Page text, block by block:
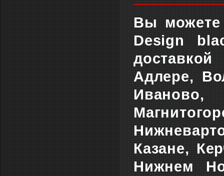
Вы можете
Design
Адлере,
Иваново,
Казане,
Нижнем